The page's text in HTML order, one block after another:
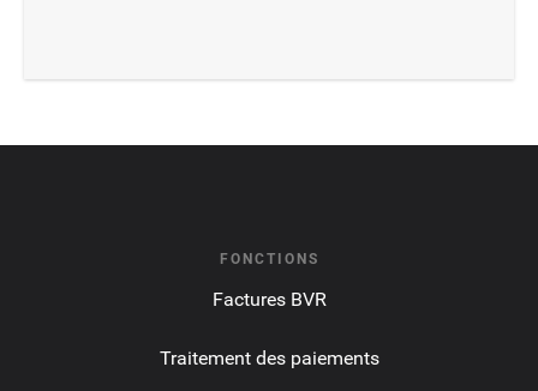
FONCTIONS
Factures BVR
Traitement des paiements